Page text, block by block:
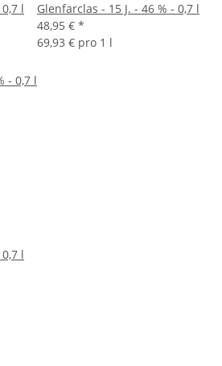
l
Glenfarclas - 15 J. - 46 % - 0,7 l
48,95 € *
69,93 € pro 1 l
l